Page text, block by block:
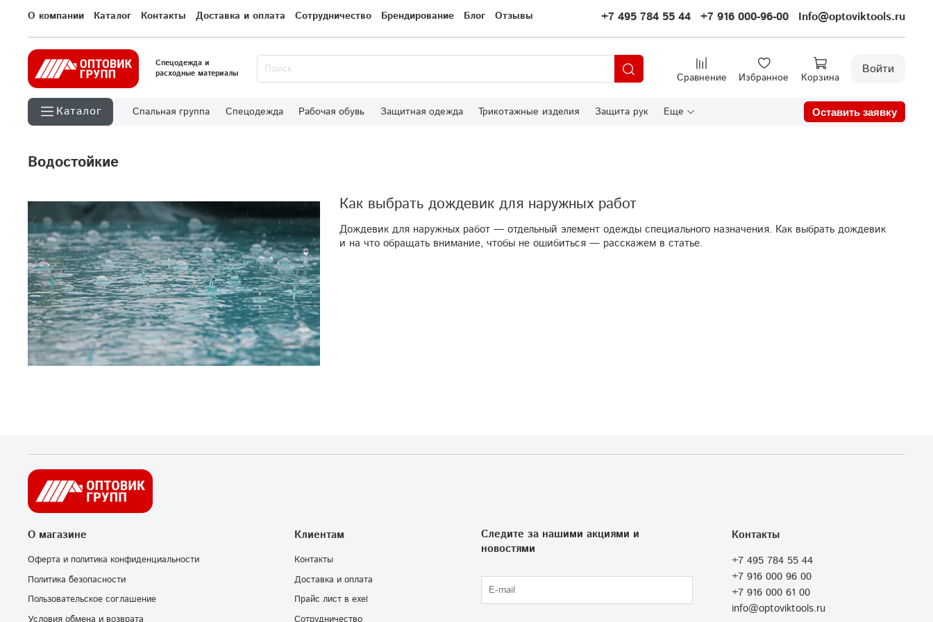
О компании Каталог Контакты Доставка и оплата Сотрудничество Брендирование Блог Отзывы +7 495 784 55 44 +7 916 000-96-00 Info@optoviktools.ru
Спецодежда и
расходные материалы
Сравнение Избранное Корзина
Войти
Каталог Спальная группа Спецодежда Рабочая обувь Защитная одежда Трикотажные изделия Защита рук Еще Оставить заявку
Водостойкие
Как выбрать дождевик для наружных работ
Дождевик для наружных работ — отдельный элемент одежды специального назначения. Как выбрать дождевик
и на что обращать внимание, чтобы не ошибиться — расскажем в статье.
О магазине
Оферта и политика конфиденциальности
Политика безопасности
Пользовательское соглашение
Условия обмена и возврата
Клиентам
Контакты
Доставка и оплата
Прайс лист в exel
Сотрудничество
Контакты
+7 495 784 55 44
+7 916 000 96 00
+7 916 000 61 00
info@optoviktools.ru
Следите за нашими акциями и
новостями